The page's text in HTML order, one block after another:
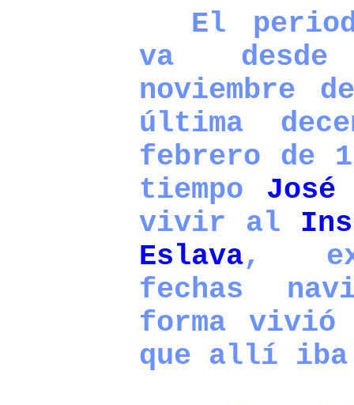
El periodo
va desde
noviembre
última
febrero de
tiempo José
vivir al
Eslava,
fechas
forma vivió
que allí iba